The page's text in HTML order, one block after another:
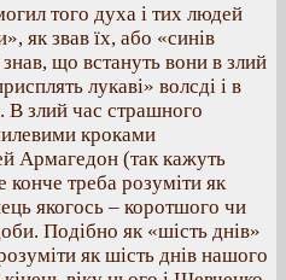
того духа і тих людей
як звав їх, або «синів
що встануть вони в злий
лукаві» волсді і в
В злий час страшного
кроками
Армагедон (так кажуть
конче треба розуміти як
якогось – коротшого чи
Подібно як «шість днів»
як шість днів нашого